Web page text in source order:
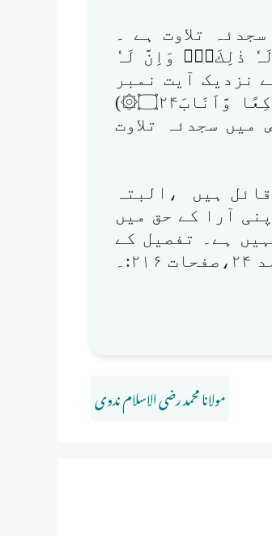
تلاوت ہے ۔
البتہ حنفیہ کے نزدیک آیت نمبر ۲۵ (فَغَفَرْنَا لَہٗ ذٰلِكَ۝۰ۭ وَاِنَّ لَہٗ
کے نزدیک آیت نمبر
۲۴ (وَظَنَّ دَاوٗدُ اَنَّمَا فَتَنّٰہُ فَاسْتَغْفَرَ رَبَّہٗ وَخَرَّ رَاكِعًا وَّاَنَابَ۝۲۴۞)
سجدئہ تلاوت
ہیں ،البتہ
آرا کے حق میں
ہے۔ تفصیل کے
لیے ملاحظہ کیجیےالموسوعۃ الفقھیۃ ،کویت ، جلد ۲۴،صفحات ۲۱۶:۔
مولانا محمد رضی الاسلام ندوی